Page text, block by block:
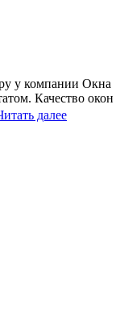
у компании Окна
Качество окон
далее